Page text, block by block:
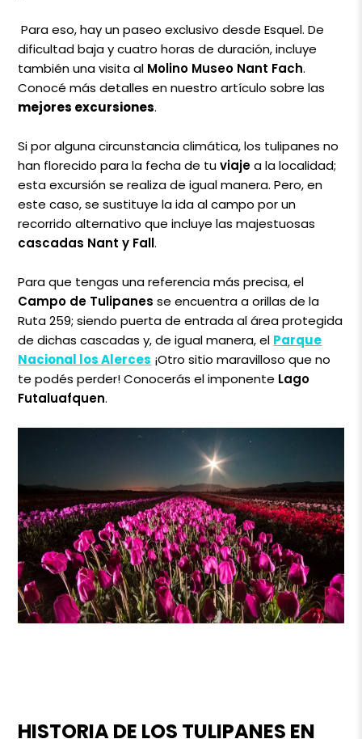
Para eso, hay un paseo exclusivo desde Esquel. De
dificultad baja y cuatro horas de duración, incluye
también una visita al Molino Museo Nant Fach.
Conocé más detalles en nuestro artículo sobre las
mejores excursiones.
Si por alguna circunstancia climática, los tulipanes no
han florecido para la fecha de tuviajea la localidad;
esta excursión se realiza de igual manera. Pero, en
este caso, se sustituye la ida al campo por un
recorrido alternativo que incluye las majestuosas
cascadas Nant y Fall.
Para que tengas una referencia más precisa, el
Campo de Tulipanes se encuentra a orillas de la
Ruta 259; siendo puerta de entrada al área protegida
de dichas cascadas y, de igual manera, el Parque
Nacional los Alerces ¡Otro sitio maravilloso que no
te podés perder! Conocerás el imponente Lago
Futaluafquen.
HISTORIA DE LOS TULIPANES EN